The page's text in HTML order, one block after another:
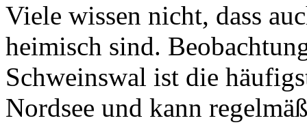
Viele wissen nicht, dass
heimisch sind.
Schweinswal ist die
Nordsee und kann